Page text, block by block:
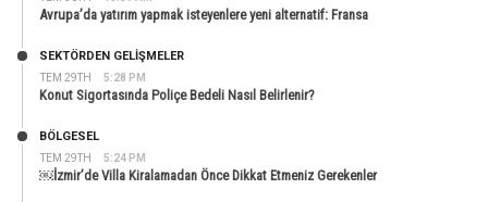
Avrupa’da yatırım yapmak isteyenlere yeni alternatif: Fransa
TEM 29TH 5:28 PM
SEKTÖRDEN GELIŞMELER
Konut Sigortasında Poliçe Bedeli Nasıl Belirlenir?
TEM 29TH 5:24 PM
BÖLGESEL
￼İzmir’de Villa Kiralamadan Önce Dikkat Etmeniz Gerekenler